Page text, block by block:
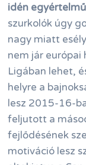
idén
szurkolók úgy
nagy miatt
nem jár európai
Ligában lehet,
helyre a
lesz 2015-16-
feljutott a
fejlődésének
motiváció lesz